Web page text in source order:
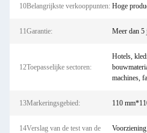
10Belangrijkste verkooppunten: Hoge
11Garantie: Meer dan 5
12Toepasselijke sectoren:
Hotels,
machines,
13Markeringsgebied: 110
14Verslag van de test van de
Voorziening